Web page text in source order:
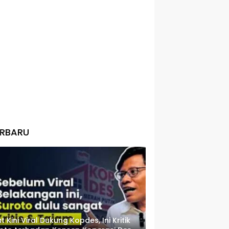
Kini Viral Dukung Kopdes, Ini Kritik